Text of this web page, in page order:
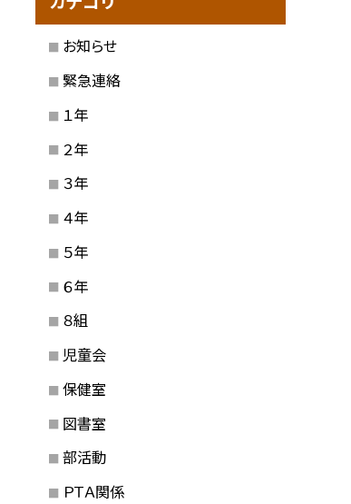
お知らせ
緊急連絡
１年
２年
３年
４年
５年
６年
８組
児童会
保健室
図書室
部活動
ＰＴＡ関係